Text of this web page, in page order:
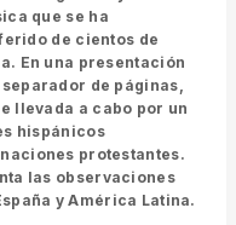
que se ha
de cientos de
En una presentación
de páginas,
llevada a cabo por un
hispánicos
protestantes.
las observaciones
y América Latina.